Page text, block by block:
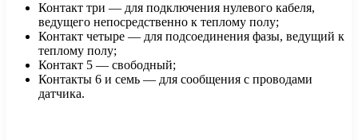
Контакт три — для подключения нулевого кабеля,
ведущего непосредственно к теплому полу;
Контакт четыре — для подсоединения фазы, ведущий к
теплому полу;
Контакт 5 — свободный;
Контакты 6 и семь — для сообщения с проводами
датчика.